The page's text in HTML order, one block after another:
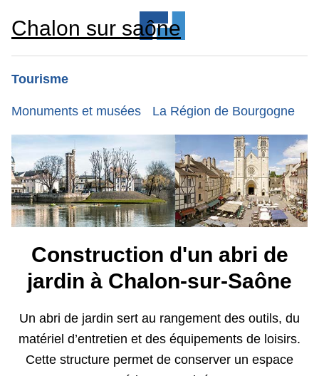
Chalon sur saône
Tourisme
Monuments et musées La Région de Bourgogne
Construction d'un abri de
jardin à Chalon-sur-Saône
Un abri de jardin sert au rangement des outils, du
matériel d’entretien et des équipements de loisirs.
Cette structure permet de conserver un espace